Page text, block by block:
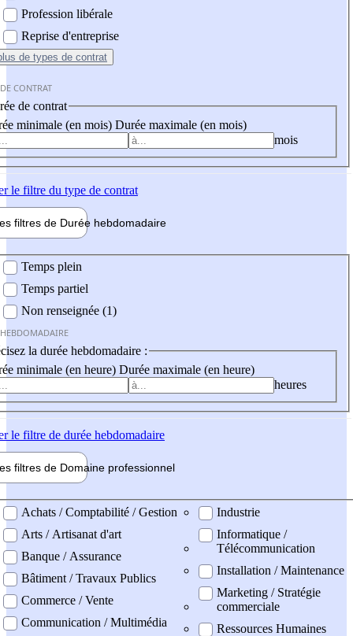
Profession libérale
Reprise d'entreprise
de types de contrat
CONTRAT
de contrat
minimale (en mois) Durée maximale (en mois)
mois
le filtre du type de contrat
filtres de Durée hebdomadaire
Temps plein
Temps partiel
Non renseignée (1)
la durée hebdomadaire :
minimale (en heure) Durée maximale (en heure)
heures
le filtre de durée hebdomadaire
filtres de Domaine professionnel
professionel
Achats / Comptabilité / Gestion
Arts / Artisanat d'art
Banque / Assurance
Bâtiment / Travaux Publics
Commerce / Vente
Communication / Multimédia
Industrie
Informatique /
Télécommunication
Installation / Maintenance
Marketing / Stratégie
commerciale
Ressources Humaines